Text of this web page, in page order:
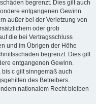
begrenzt. Dies gilt auch
entgangenen Gewinn.
außer bei der Verletzung von
oder grob
die bei Vertragsschluss
und im Übrigen der Höhe
begrenzt. Dies gilt
entgangenen Gewinn.
c gilt sinngemäß auch
des Betreibers.
nationalem Recht bleiben